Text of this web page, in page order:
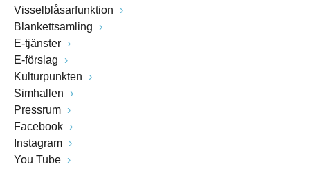
Visselblåsarfunktion
Blankettsamling
E-tjänster
E-förslag
Kulturpunkten
Simhallen
Pressrum
Facebook
Instagram
You Tube